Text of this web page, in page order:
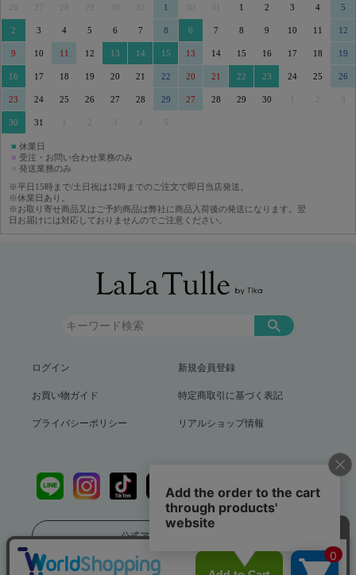
29 30 31 1
2 3 4 5 6 7 8
9 10 11 12 13 14 15
16 17 18 19 20 21 22
23 24 25 26 27 28 29
30 31 3 5
30 31 1 2 3 4 5
6 7 8 9 10 11 12
13 14 15 16 17 18 19
20 21 22 23 24 25 26
27 28 29 30 3
■ 休業日
■ 受注・お問い合わせ業務のみ
■ 発送業務のみ
※平日15時まで/土日祝は12時までのご注文で即日当店発送。
※休業日あり。
※お取り寄せ商品又はご予約商品は弊社に商品入荷後の発送になります。翌
日お届けには対応しておりませんのでご注意ください。
ログイン 新規会員登録
お買い物ガイド 特定商取引に基づく表記
プライバシーポリシー リアルショップ情報
公式アプリをダウンロード